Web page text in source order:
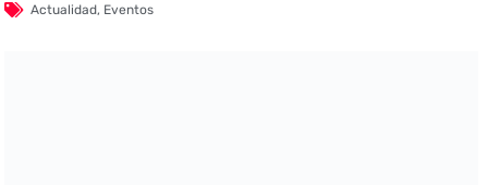
Actualidad, Eventos